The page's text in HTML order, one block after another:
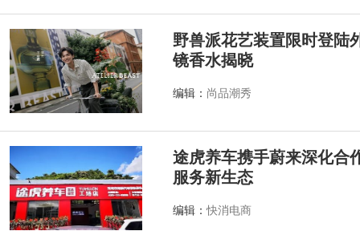
野兽派花艺装置限时登
镜香水揭晓
编辑： 尚品潮秀
途虎养车携手蔚来深化合
服务新生态
编辑：快消电商